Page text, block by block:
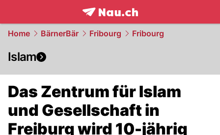
frontpage.NAU.ch
Home BärnerBär Fribourg Fribourg
Islam
Das Zentrum für Islam
und Gesellschaft in
Freiburg wird 10-jährig